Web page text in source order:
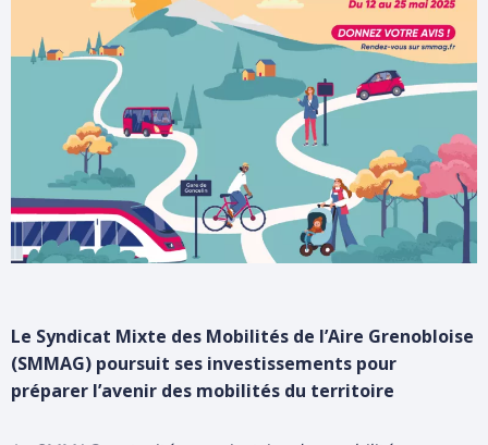
PÔLESUD-ALPEXPO
RER FERROVIAIRE
ENTRETIEN ET DÉVELOPPEMENT DU RÉSEAU
NOUVELLE BILLETTIQUE
LE TERRITOIRE
LES ÉLUS
LES FINANCES
COMITÉS SYNDICAUX
M, UNE VISION GLOBALE DES MOBILITÉS
REVOIR UN COMITÉ SYNDICAL
ÉTUDES ET ENQUÊTES
ACTES ADMINISTRATIFS
COMITÉS LOCAUX DES MOBILITÉS
PEM GONCELIN
LES CONCERTATIONS
PEM BRIGNOUD
LES CONCERTATIONS
LIAISON INTER-RIVES LA BÂTIE-LE VERSOUD – MISE EN
COMPATIBILITÉ DES DOCUMENTS D’URBANISME
PLATEFORME PARTICIPATIVE
ACCÈS +
TÉLÉCHARGEMENTS
PDU 2030
TRAVAUX
MENTIONS LÉGALES
POLITIQUE DE CONFIDENTIALITÉ
Le Syndicat Mixte des Mobilités de l’Aire Grenobloise
(SMMAG) poursuit ses investissements pour
préparer l’avenir des mobilités du territoire